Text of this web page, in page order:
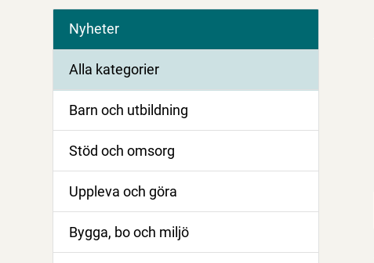
Nyheter
Alla kategorier
Barn och utbildning
Stöd och omsorg
Uppleva och göra
Bygga, bo och miljö